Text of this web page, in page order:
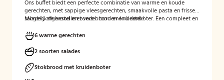
Ons buffet biedt een perfecte combinatie van warme en koude
gerechten, met sappige vleesgerechten, smaakvolle pasta en frisse
salades, afgerond met vers brood en kruidenboter. Een compleet en
Mogelijk te bestellen zonder borden en bestek!
6 warme gerechten
2 soorten salades
Stokbrood met kruidenboter